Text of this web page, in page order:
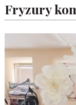
Fryzury